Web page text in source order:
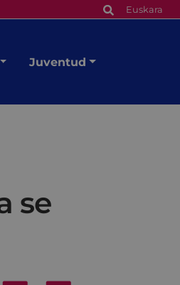
Euskara
Juventud
se